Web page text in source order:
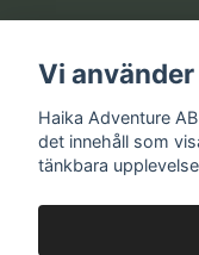
Sociala medier
Vi
Haika Adventure
det innehåll som
tänkbara